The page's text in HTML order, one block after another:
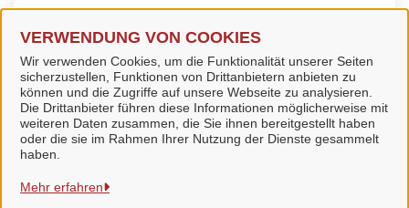
VERWENDUNG VON COOKIES
Wir verwenden Cookies, um die Funktionalität unserer Seiten
sicherzustellen, Funktionen von Drittanbietern anbieten zu
können und die Zugriffe auf unsere Webseite zu analysieren.
Die Drittanbieter führen diese Informationen möglicherweise mit
weiteren Daten zusammen, die Sie ihnen bereitgestellt haben
oder die sie im Rahmen Ihrer Nutzung der Dienste gesammelt
haben.
Mehr erfahren
FAQ-Seite des Bundes.
Stadt Bad Langensalza
Alle Rechte vorbehalten